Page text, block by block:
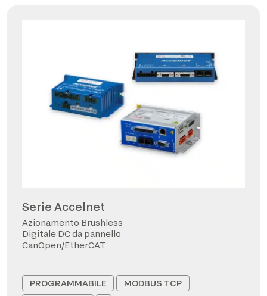
Serie Accelnet
Azionamento Brushless
Digitale DC da pannello
CanOpen/EtherCAT
PROGRAMMABILE
MODBUS TCP